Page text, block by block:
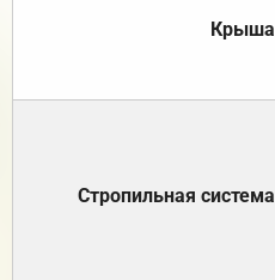
Крыша
Стропильная система